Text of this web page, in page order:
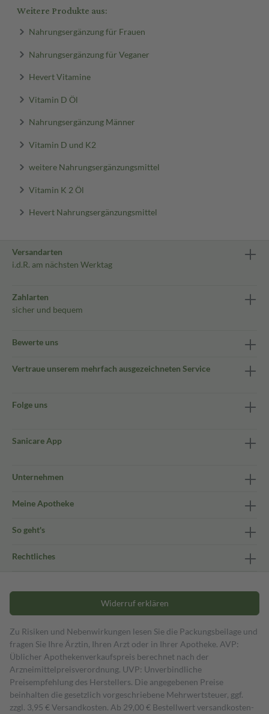
Weitere Produkte aus:
Nahrungsergänzung für Frauen
Nahrungsergänzung für Veganer
Hevert Vitamine
Vitamin D Öl
Nahrungsergänzung Männer
Vitamin D und K2
weitere Nahrungsergänzungsmittel
Vitamin K 2 Öl
Hevert Nahrungsergänzungsmittel
Versandarten
i.d.R. am nächsten Werktag
Zahlarten
sicher und bequem
Bewerte uns
Vertraue unserem mehrfach ausgezeichneten Service
Folge uns
Sanicare App
Unternehmen
Meine Apotheke
So geht's
Rechtliches
Widerruf erklären
Zu Risiken und Nebenwirkungen lesen Sie die Packungsbeilage und
fragen Sie Ihre Ärztin, Ihren Arzt oder in Ihrer Apotheke. AVP:
Üblicher Apothekenverkaufspreis berechnet nach der
Arzneimittelpreisverordnung. UVP: Unverbindliche
Preisempfehlung des Herstellers. Die angegebenen Preise
beinhalten die gesetzlich vorgeschriebene Mehrwertsteuer, ggf.
zzgl. 3,95 € Versandkosten. Ab 29,00 € Bestell­wert versand­kosten­